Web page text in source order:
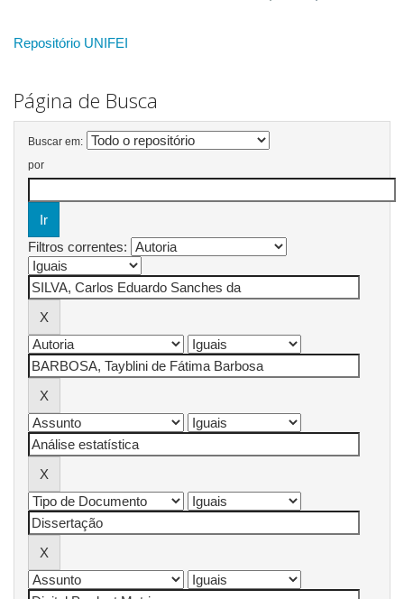
Repositório UNIFEI
Página de Busca
Buscar em:
por
Filtros correntes: